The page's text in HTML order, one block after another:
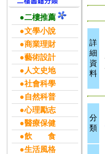
●二樓推薦
●文學小說
●商業理財
●藝術設計
●人文史地
●社會科學
●自然科普
●心理勵志
●醫療保健
●飲 食
●生活風格
詳
細
資
料
分
類